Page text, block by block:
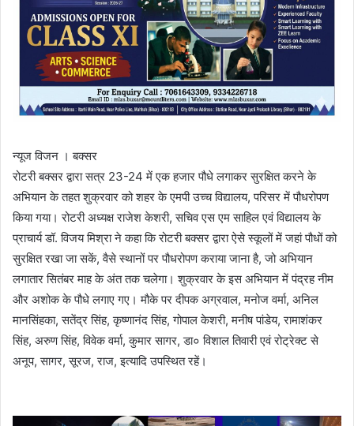
न्यूज विजन । बक्सर
रोटरी बक्सर द्वारा सत्र 23-24 में एक हजार पौधे लगाकर सुरक्षित करने के
अभियान के तहत शुक्रवार को शहर के एमपी उच्च विद्यालय, परिसर में पौधरोपण
किया गया। रोटरी अध्यक्ष राजेश केशरी, सचिव एस एम साहिल एवं विद्यालय के
प्राचार्य डॉ. विजय मिश्रा ने कहा कि रोटरी बक्सर द्वारा ऐसे स्कूलों में जहां पौधों को
सुरक्षित रखा जा सकें, वैसे स्थानों पर पौधरोपण कराया जाना है, जो अभियान
लगातार सितंबर माह के अंत तक चलेगा। शुक्रवार के इस अभियान में पंद्रह नीम
और अशोक के पौधे लगाए गए। मौके पर दीपक अग्रवाल, मनोज वर्मा, अनिल
मानसिंहका, सतेंद्र सिंह, कृष्णानंद सिंह, गोपाल केशरी, मनीष पांडेय, रामाशंकर
सिंह, अरुण सिंह, विवेक वर्मा, कुमार सागर, डा० विशाल तिवारी एवं रोट्रेक्ट से
अनूप, सागर, सूरज, राज, इत्यादि उपस्थित रहें।